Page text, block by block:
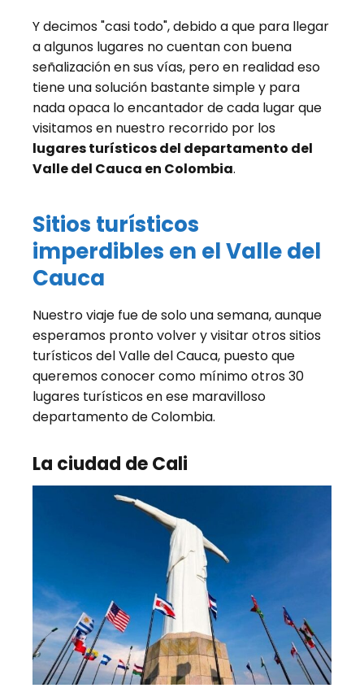
Y decimos "casi todo", debido a que para llegar
a algunos lugares no cuentan con buena
señalización en sus vías, pero en realidad eso
tiene una solución bastante simple y para
nada opaca lo encantador de cada lugar que
visitamos en nuestro recorrido por los
lugares turísticos del departamento del
Valle del Cauca en Colombia.
Sitios turísticos
imperdibles en el Valle del
Cauca
Nuestro viaje fue de solo una semana, aunque
esperamos pronto volver y visitar otros sitios
turísticos del Valle del Cauca, puesto que
queremos conocer como mínimo otros 30
lugares turísticos en ese maravilloso
departamento de Colombia.
La ciudad de Cali